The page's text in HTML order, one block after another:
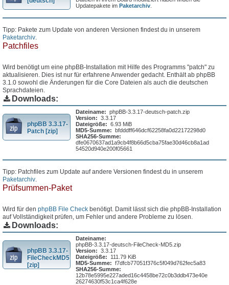
Updatepakete imPaketarchiv
Tipp: Pakete zum Update von anderen Versionen findest du in unserem
Paketarchiv
Patchfiles
Wird benötigt um eine phpBB-Installation mit Hilfe des Programms "patch" zu
aktualisieren. Dies ist nur für erfahrene Anwender gedacht. Enthält ab phpBB
3.1.0 sowohl die Änderungen für die Core Dateien als auch die deutschen
Sprachdateien.
Downloads:
phpBB 3.3.17-
Patch [zip]
Dateiname: phpBB-3.3.17-deutsch-patch.zip
Version: 3.3.17
Dateigröße: 6.93 MiB
MD5-Summe: bfdddff646dcf62258fa0d22172298d0
SHA256-Summe:
dfe0670637ad1a9cb4f8b66d5cba75fae30d46cb8a1ad
54520d940e200f05661
Tipp: Patchfiles zum Update auf andere Versionen findest du in unserem
Paketarchiv
Prüfsummen-Paket
Wird für den phpBB File Check benötigt. Damit lässt sich die phpBB-Installation
auf Vollständigkeit prüfen, um Fehler und andere Probleme zu lösen.
Downloads:
phpBB 3.3.17-
FileCheckMD5
[zip]
Dateiname:
phpBB-3.3.17-deutsch-FileCheck-MD5.zip
Version: 3.3.17
Dateigröße:
111.79 KiB
MD5-Summe: f7dfcb77051f376c5f049d762fec5a83
SHA256-Summe:
12b78e5995e227aded16c4458be72c0b3ddb473e40e
26274630f53c1ca4f628e